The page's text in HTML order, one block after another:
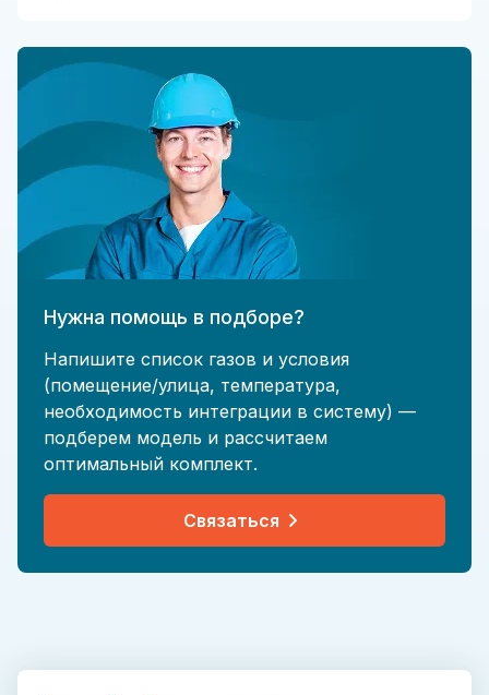
Нужна помощь в подборе?
Напишите список газов и условия
(помещение/улица, температура,
необходимость интеграции в систему) —
подберем модель и рассчитаем
оптимальный комплект.
Связаться